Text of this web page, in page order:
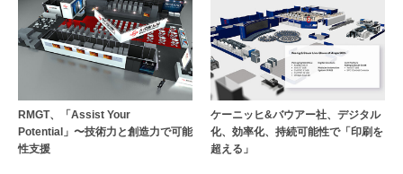
RMGT、「Assist Your
Potential」〜技術力と創造力で可能
性支援
ケーニッヒ&バウアー社、デジタル
化、効率化、持続可能性で「印刷を
超える」